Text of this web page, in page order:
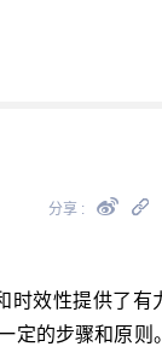
分享 :
时效性提供了有
定的步骤和原则